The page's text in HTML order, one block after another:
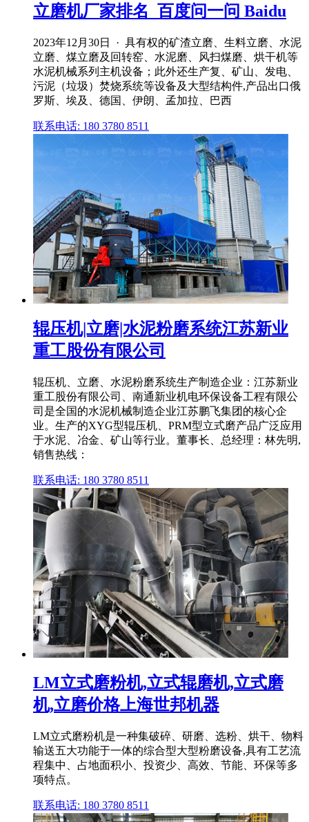
立磨机厂家排名_百度问一问 Baidu
2023年12月30日 · 具有权的矿渣立磨、生料立磨、水泥
立磨、煤立磨及回转窑、水泥磨、风扫煤磨、烘干机等
水泥机械系列主机设备；此外还生产复、矿山、发电、
污泥（垃圾）焚烧系统等设备及大型结构件,产品出口俄
罗斯、埃及、德国、伊朗、孟加拉、巴西
联系电话: 180 3780 8511
辊压机|立磨|水泥粉磨系统江苏新业
重工股份有限公司
辊压机、立磨、水泥粉磨系统生产制造企业：江苏新业
重工股份有限公司、南通新业机电环保设备工程有限公
司是全国的水泥机械制造企业江苏鹏飞集团的核心企
业。生产的XYG型辊压机、PRM型立式磨产品广泛应用
于水泥、冶金、矿山等行业。董事长、总经理：林先明,
销售热线：
联系电话: 180 3780 8511
LM立式磨粉机,立式辊磨机,立式磨
机,立磨价格上海世邦机器
LM立式磨粉机是一种集破碎、研磨、选粉、烘干、物料
输送五大功能于一体的综合型大型粉磨设备,具有工艺流
程集中、占地面积小、投资少、高效、节能、环保等多
项特点。
联系电话: 180 3780 8511